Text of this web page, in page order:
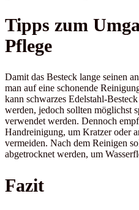
Tipps zum
Pflege
Damit das Besteck lange seinen
man auf eine schonende
kann schwarzes Edelstahl-
werden, jedoch sollten möglichst
verwendet werden. Dennoch
Handreinigung, um Kratzer oder
vermeiden. Nach dem Reinigen
abgetrocknet werden, um
Fazit